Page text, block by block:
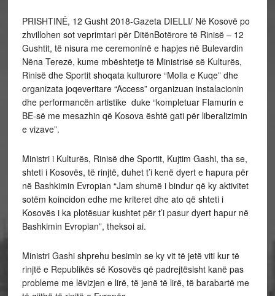
PRISHTINË, 12 Gusht 2018-Gazeta DIELLI/ Në Kosovë po
zhvillohen sot veprimtari për DitënBotërore të Rinisë – 12
Gushtit, të nisura me ceremoninë e hapjes në Bulevardin
Nëna Terezë, kume mbështetje të Ministrisë së Kulturës,
Rinisë dhe Sportit shoqata kulturore “Molla e Kuqe” dhe
organizata joqeveritare “Access” organizuan instalacionin
dhe performancën artistike duke “kompletuar Flamurin e
BE-së me mesazhin që Kosova është gati për liberalizimin
e vizave”.
Ministri i Kulturës, Rinisë dhe Sportit, Kujtim Gashi, tha se,
shteti i Kosovës, të rinjtë, duhet t’i kenë dyert e hapura për
në Bashkimin Evropian “Jam shumë i bindur që ky aktivitet
sotëm koincidon edhe me kriteret dhe ato që shteti i
Kosovës i ka plotësuar kushtet për t’i pasur dyert hapur në
Bashkimin Evropian”, theksoi ai.
Ministri Gashi shprehu besimin se ky vit të jetë viti kur të
rinjtë e Republikës së Kosovës që padrejtësisht kanë pas
probleme me lëvizjen e lirë, të jenë të lirë, të barabartë me